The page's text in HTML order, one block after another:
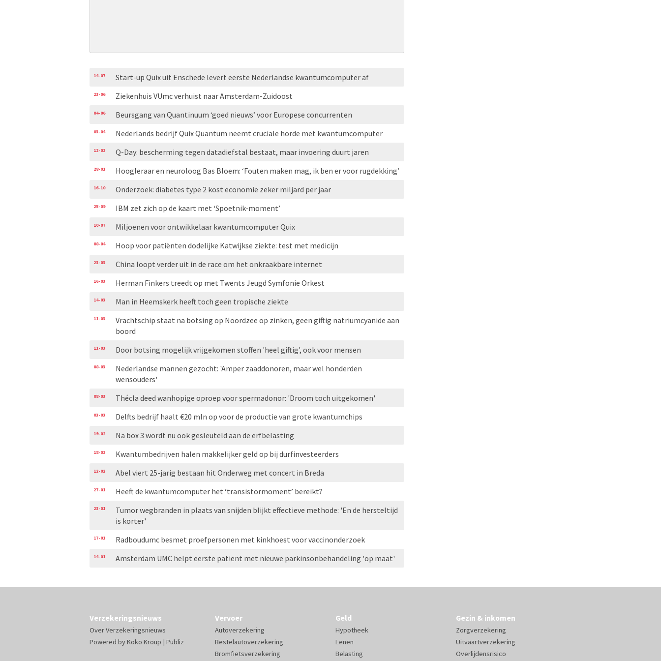
14-07 Start-up Quix uit Enschede levert eerste Nederlandse kwantumcomputer af
23-06 Ziekenhuis VUmc verhuist naar Amsterdam-Zuidoost
04-06 Beursgang van Quantinuum ‘goed nieuws’ voor Europese concurrenten
03-04 Nederlands bedrijf Quix Quantum neemt cruciale horde met kwantumcomputer
12-02 Q-Day: bescherming tegen datadiefstal bestaat, maar invoering duurt jaren
28-01 Hoogleraar en neuroloog Bas Bloem: ‘Fouten maken mag, ik ben er voor rugdekking’
16-10 Onderzoek: diabetes type 2 kost economie zeker miljard per jaar
25-09 IBM zet zich op de kaart met ‘Spoetnik-moment’
10-07 Miljoenen voor ontwikkelaar kwantum­computer Quix
08-04 Hoop voor patiënten dodelijke Katwijkse ziekte: test met medicijn
23-03 China loopt verder uit in de race om het onkraakbare internet
16-03 Herman Finkers treedt op met Twents Jeugd Symfonie Orkest
14-03 Man in Heemskerk heeft toch geen tropische ziekte
11-03
Vrachtschip staat na botsing op Noordzee op zinken, geen giftig natriumcyanide aan
boord
11-03 Door botsing mogelijk vrijgekomen stoffen 'heel giftig', ook voor mensen
08-03
Nederlandse mannen gezocht: 'Amper zaaddonoren, maar wel honderden
wensouders'
08-03 Thécla deed wanhopige oproep voor spermadonor: 'Droom toch uitgekomen'
03-03 Delfts bedrijf haalt €20 mln op voor de productie van grote kwantumchips
19-02 Na box 3 wordt nu ook gesleuteld aan de erfbelasting
18-02 Kwantumbedrijven halen makkelijker geld op bij durfinvesteerders
12-02 Abel viert 25-jarig bestaan hit Onderweg met concert in Breda
27-01 Heeft de kwantumcomputer het ‘transistormoment’ bereikt?
23-01
Tumor wegbranden in plaats van snijden blijkt effectieve methode: 'En de hersteltijd
is korter'
17-01 Radboudumc besmet proefpersonen met kinkhoest voor vaccinonderzoek
14-01 Amsterdam UMC helpt eerste patiënt met nieuwe parkinsonbehandeling 'op maat'
Verzekeringsnieuws
Over Verzekeringsnieuws
Powered byKoko Kroup | Publiz
Vervoer
Autoverzekering
Bestelautoverzekering
Bromfietsverzekering
Geld
Hypotheek
Lenen
Belasting
Gezin & inkomen
Zorgverzekering
Uitvaartverzekering
Overlijdensrisico